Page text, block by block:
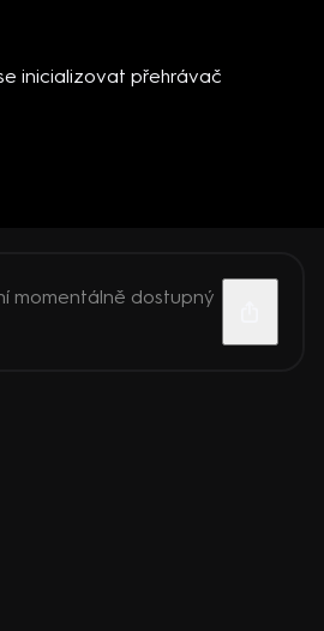
inicializovat přehrávač
momentálně dostupný